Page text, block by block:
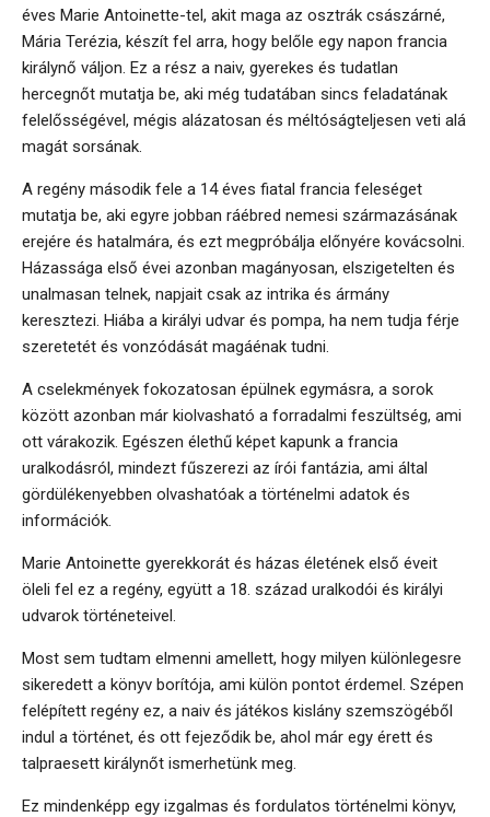
éves Marie Antoinette-tel, akit maga az osztrák császárné,
Mária Terézia, készít fel arra, hogy belőle egy napon francia
királynő váljon. Ez a rész a naiv, gyerekes és tudatlan
hercegnőt mutatja be, aki még tudatában sincs feladatának
felelősségével, mégis alázatosan és méltóságteljesen veti alá
magát sorsának.
A regény második fele a 14 éves fiatal francia feleséget
mutatja be, aki egyre jobban ráébred nemesi származásának
erejére és hatalmára, és ezt megpróbálja előnyére kovácsolni.
Házassága első évei azonban magányosan, elszigetelten és
unalmasan telnek, napjait csak az intrika és ármány
keresztezi. Hiába a királyi udvar és pompa, ha nem tudja férje
szeretetét és vonzódását magáénak tudni.
A cselekmények fokozatosan épülnek egymásra, a sorok
között azonban már kiolvasható a forradalmi feszültség, ami
ott várakozik. Egészen élethű képet kapunk a francia
uralkodásról, mindezt fűszerezi az írói fantázia, ami által
gördülékenyebben olvashatóak a történelmi adatok és
információk.
Marie Antoinette gyerekkorát és házas életének első éveit
öleli fel ez a regény, együtt a 18. század uralkodói és királyi
udvarok történeteivel.
Most sem tudtam elmenni amellett, hogy milyen különlegesre
sikeredett a könyv borítója, ami külön pontot érdemel. Szépen
felépített regény ez, a naiv és játékos kislány szemszögéből
indul a történet, és ott fejeződik be, ahol már egy érett és
talpraesett királynőt ismerhetünk meg.
Ez mindenképp egy izgalmas és fordulatos történelmi könyv,